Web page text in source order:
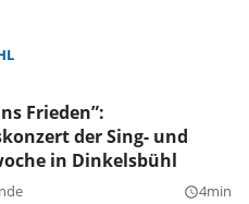
Frieden”:
der Sing- und
in Dinkelsbühl
query_builder4min